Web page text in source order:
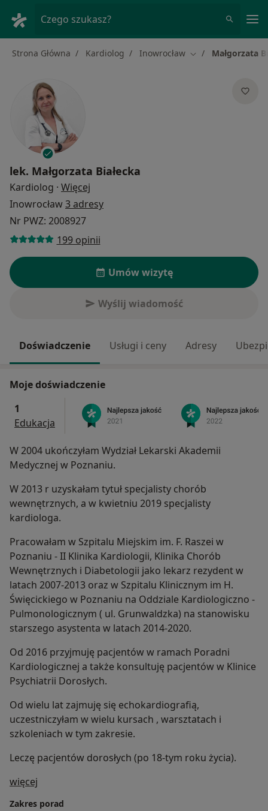
Czego szukasz?
Strona Główna Kardiolog Inowrocław Zmień miasto
Małgorzata
lek. Małgorzata Białecka
Kardiolog · Więcej
Inowrocław3 adresy
Nr PWZ: 2008927
199 opinii
Umów wizytę
Wyślij wiadomość
Doświadczenie Usługi i ceny Adresy
Moje doświadczenie
1
Edukacja
W 2004 ukończyłam Wydział Lekarski Akademii
Medycznej w Poznaniu.
W 2013 r uzyskałam tytuł specjalisty chorób
wewnętrznych, a w kwietniu 2019 specjalisty
kardiologa.
Pracowałam w Szpitalu Miejskim im. F. Raszei w
Poznaniu - II Klinika Kardiologii, Klinika Chorób
Wewnętrznych i Diabetologii jako lekarz rezydent w
latach 2007-2013 oraz w Szpitalu Klinicznym im H.
Święcickiego w Poznaniu na Oddziale Kardiologiczno -
Pulmonologicznym ( ul. Grunwaldzka) na stanowisku
starszego asystenta w latach 2014-2020.
Od 2016 przyjmuję pacjentów w ramach Poradni
Kardiologicznej a także konsultuję pacjentów w Klinice
Psychiatrii Dorosłych.
Od wielu lat zajmuję się echokardiografią,
uczestniczyłam w wielu kursach , warsztatach i
szkoleniach w tym zakresie.
Leczę pacjentów dorosłych (po 18-tym roku życia).
więcej
Zakres porad